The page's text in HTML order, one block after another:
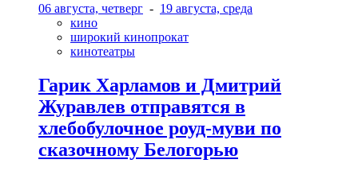
06 августа, четверг - 19 августа, среда
кино
широкий кинопрокат
кинотеатры
Гарик Харламов и Дмитрий
Журавлев отправятся в
хлебобулочное роуд-муви по
сказочному Белогорью